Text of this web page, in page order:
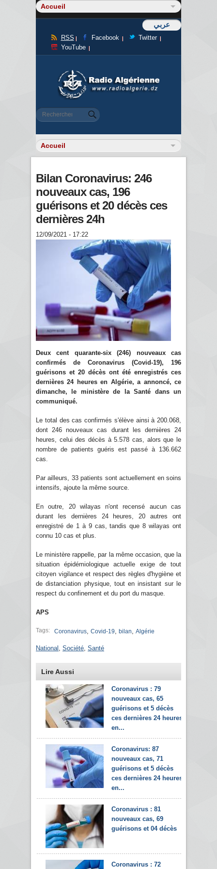
عربي
RSS Facebook
Twitter
YouTube
Formulaire de recherche
Rechercher
Bilan Coronavirus: 246
nouveaux cas, 196
guérisons et 20 décès ces
dernières 24h
12/09/2021 - 17:22
Deux cent quarante-six (246) nouveaux cas
confirmés de Coronavirus (Covid-19), 196
guérisons et 20 décès ont été enregistrés ces
dernières 24 heures en Algérie, a annoncé, ce
dimanche, le ministère de la Santé dans un
communiqué.
Le total des cas confirmés s'élève ainsi à 200.068,
dont 246 nouveaux cas durant les dernières 24
heures, celui des décès à 5.578 cas, alors que le
nombre de patients guéris est passé à 136.662
cas.
Par ailleurs, 33 patients sont actuellement en soins
intensifs, ajoute la même source.
En outre, 20 wilayas n'ont recensé aucun cas
durant les dernières 24 heures, 20 autres ont
enregistré de 1 à 9 cas, tandis que 8 wilayas ont
connu 10 cas et plus.
Le ministère rappelle, par la même occasion, que la
situation épidémiologique actuelle exige de tout
citoyen vigilance et respect des règles d'hygiène et
de distanciation physique, tout en insistant sur le
respect du confinement et du port du masque.
APS
Tags: Coronavirus Covid-19 bilan Algérie
National Société Santé
Lire Aussi
Coronavirus : 79
nouveaux cas, 65
guérisons et 5 décès
ces dernières 24 heures
en...
Coronavirus: 87
nouveaux cas, 71
guérisons et 5 décès
ces dernières 24 heures
en...
Coronavirus : 81
nouveaux cas, 69
guérisons et 04 décès
Coronavirus : 72